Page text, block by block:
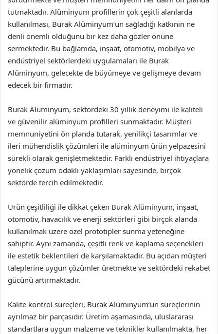
tutmaktadır. Alüminyum profillerin çok çeşitli alanlarda
kullanılması, Burak Alüminyum’un sağladığı katkının ne
denli önemli olduğunu bir kez daha gözler önüne
sermektedir. Bu bağlamda, inşaat, otomotiv, mobilya ve
endüstriyel sektörlerdeki uygulamaları ile Burak
Alüminyum, gelecekte de büyümeye ve gelişmeye devam
edecek bir firmadır.
Burak Alüminyum, sektördeki 30 yıllık deneyimi ile kaliteli
ve güvenilir alüminyum profilleri sunmaktadır. Müşteri
memnuniyetini ön planda tutarak, yenilikçi tasarımlar ve
ileri mühendislik çözümleri ile alüminyum ürün yelpazesini
sürekli olarak genişletmektedir. Farklı endüstriyel ihtiyaçlara
yönelik çözüm odaklı yaklaşımları sayesinde, birçok
sektörde tercih edilmektedir.
Ürün çeşitliliği ile dikkat çeken Burak Alüminyum, inşaat,
otomotiv, havacılık ve enerji sektörleri gibi birçok alanda
kullanılmak üzere özel prototipler sunma yeteneğine
sahiptir. Aynı zamanda, çeşitli renk ve kaplama seçenekleri
ile estetik beklentileri de karşılamaktadır. Bu açıdan müşteri
taleplerine uygun çözümler üretmekte ve sektördeki rekabet
gücünü artırmaktadır.
Kalite kontrol süreçleri, Burak Alüminyum’un süreçlerinin
ayrılmaz bir parçasıdır. Üretim aşamasında, uluslararası
standartlara uygun malzeme ve teknikler kullanılmakta, her